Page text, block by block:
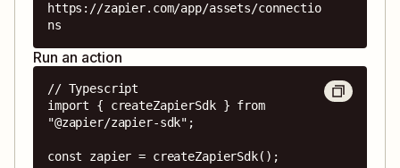
https://zapier.com/app/assets/connectio
ns
Run an action
// Typescript
import { createZapierSdk } from
"@zapier/zapier-sdk";
const zapier = createZapierSdk();